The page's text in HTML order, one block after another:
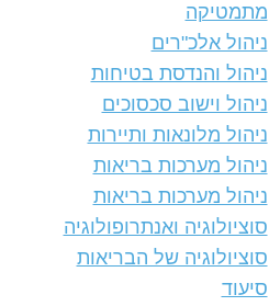
מתמטיקה
ניהול אלכ"רים
ניהול והנדסת בטיחות
ניהול וישוב סכסוכים
ניהול מלונאות ותיירות
ניהול מערכות בריאות
ניהול מערכות בריאות
סוציולוגיה ואנתרופולוגיה
סוציולוגיה של הבריאות
סיעוד